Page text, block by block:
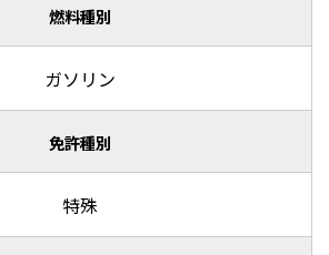
燃料種別
ガソリン
免許種別
特殊